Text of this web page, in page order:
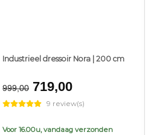
Industrieel dressoir Nora | 200 cm
999,00 Original
price
was:
€999,00.
719,00Current
price
is:
€719,00.
9 review(s)
Voor 16.00u, vandaag verzonden